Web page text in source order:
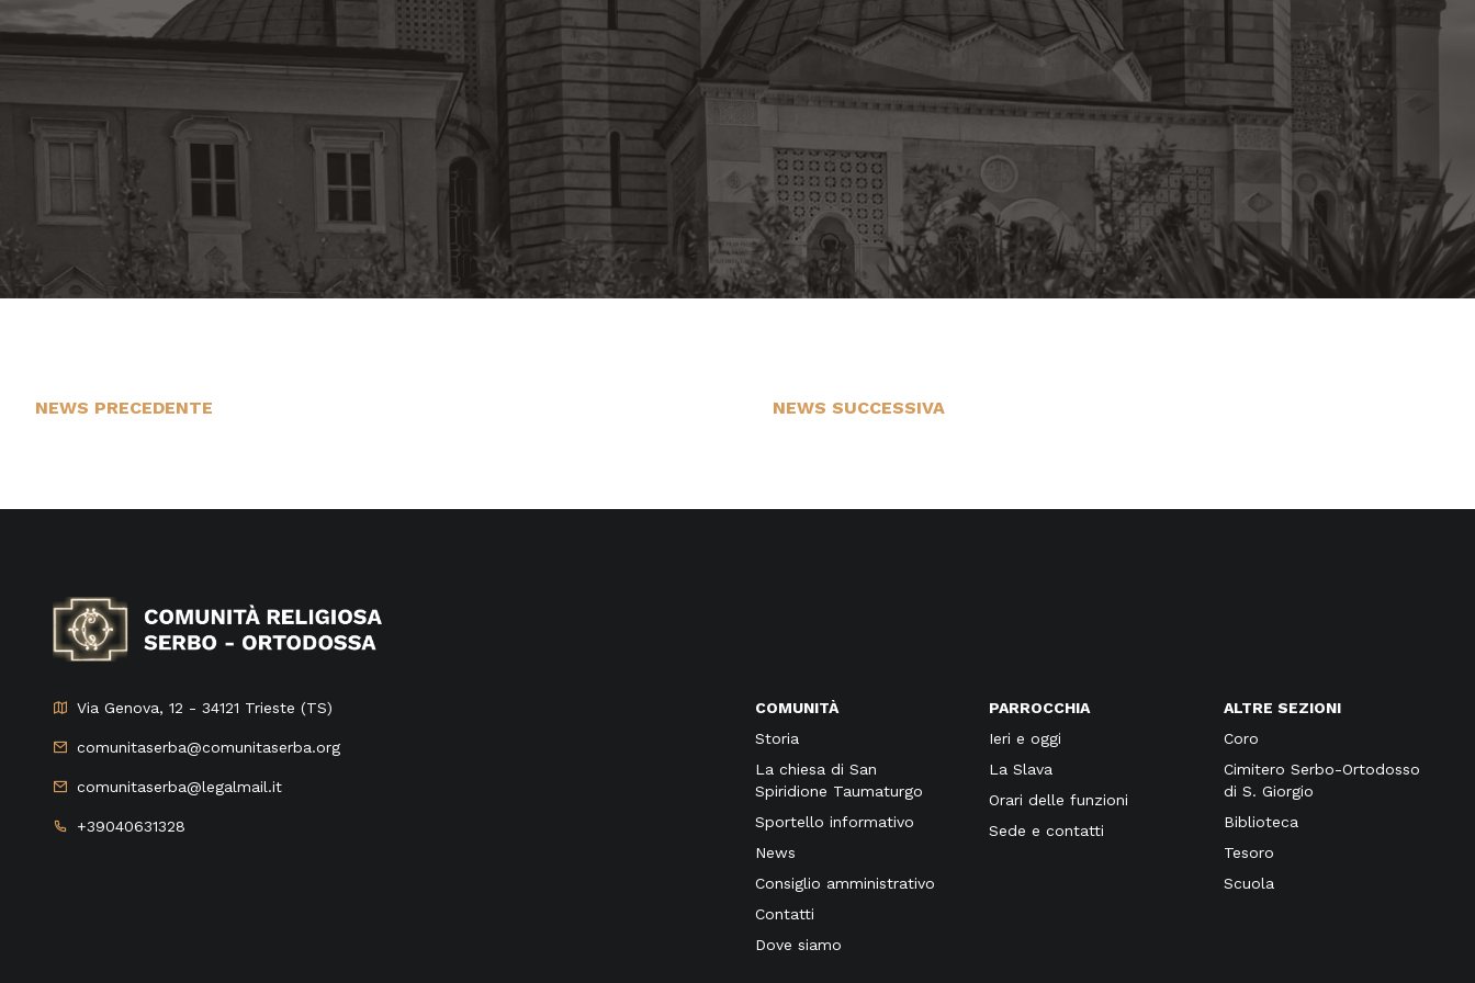
NEWS PRECEDENTE NEWS SUCCESSIVA
Via Genova, 12 - 34121 Trieste (TS)
comunitaserba@comunitaserba.org
comunitaserba@legalmail.it
+39040631328
COMUNITÀ
Storia
La chiesa di San
Spiridione Taumaturgo
Sportello informativo
News
Consiglio amministrativo
Contatti
Dove siamo
PARROCCHIA
Ieri e oggi
La Slava
Orari delle funzioni
Sede e contatti
ALTRE SEZIONI
Coro
Cimitero Serbo-Ortodosso
di S. Giorgio
Biblioteca
Tesoro
Scuola